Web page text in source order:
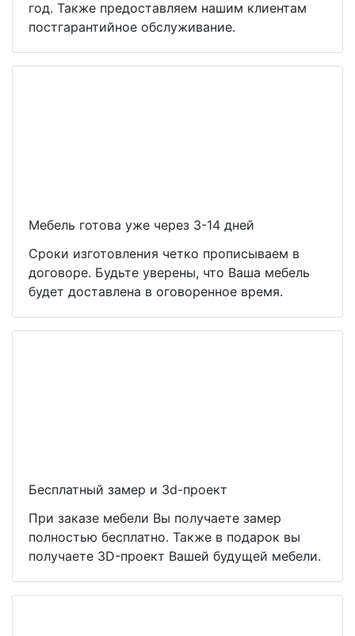
год. Также предоставляем нашим клиентам
постгарантийное обслуживание.
Мебель готова уже через 3-14 дней
Сроки изготовления четко прописываем в
договоре. Будьте уверены, что Ваша мебель
будет доставлена в оговоренное время.
Бесплатный замер и 3d-проект
При заказе мебели Вы получаете замер
полностью бесплатно. Также в подарок вы
получаете 3D-проект Вашей будущей мебели.